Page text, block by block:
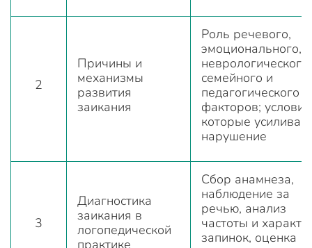
2
Причины и
механизмы
развития
заикания
Роль речевого,
эмоционального,
неврологического,
семейного и
педагогического
факторов;
которые
нарушение
3
Диагностика
заикания в
логопедической
практике
Сбор анамнеза,
наблюдение за
речью, анализ
частоты и
запинок, оценка